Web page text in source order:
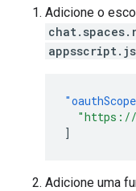
Adicione o
"https://
]
Adicione uma